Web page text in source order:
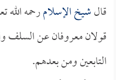
قالشيخ الإسلامرحمه الله
قولان معروفان عن السلف
التابعين ومن بعدهم.